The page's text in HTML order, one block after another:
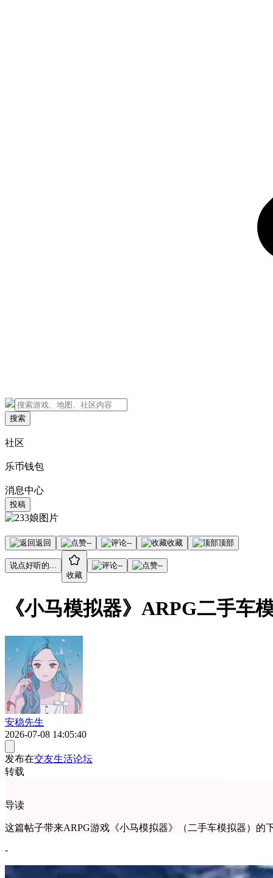
搜索
社区
乐币钱包
消息中心
投稿
返回 -- -- 收藏 顶部
说点好听的...
收藏
-- --
《小马模拟器》ARPG二手车
安稳先生
2026-07-08 14:05:40
发布在交友生活论坛
转载
导读
这篇帖子带来ARPG游戏《小马模拟器》（二手车模拟器）
-